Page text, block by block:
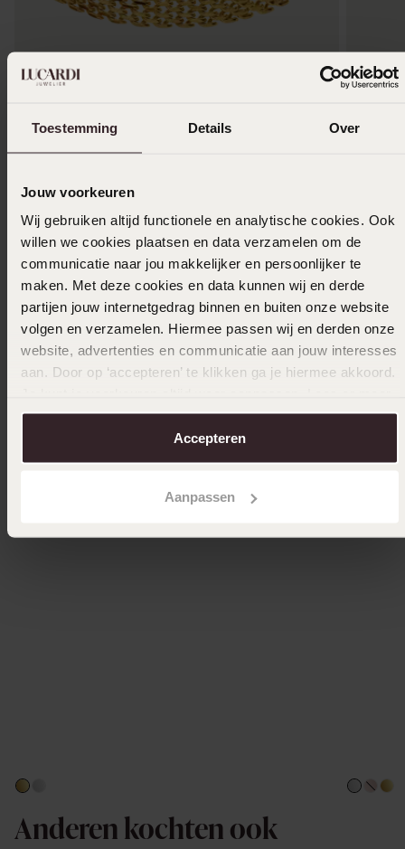
Toestemming Details Over
Jouw voorkeuren
Wij gebruiken altijd functionele en analytische cookies. Ook
willen we cookies plaatsen en data verzamelen om de
communicatie naar jou makkelijker en persoonlijker te
maken. Met deze cookies en data kunnen wij en derde
partijen jouw internetgedrag binnen en buiten onze website
volgen en verzamelen. Hiermee passen wij en derden onze
website, advertenties en communicatie aan jouw interesses
aan. Door op ‘accepteren’ te klikken ga je hiermee akkoord.
over in onscookiebeleid.
Accepteren
Aanpassen
Stainless steel goldplated fantasiearmband
Waterproof
Anderen kochten ook